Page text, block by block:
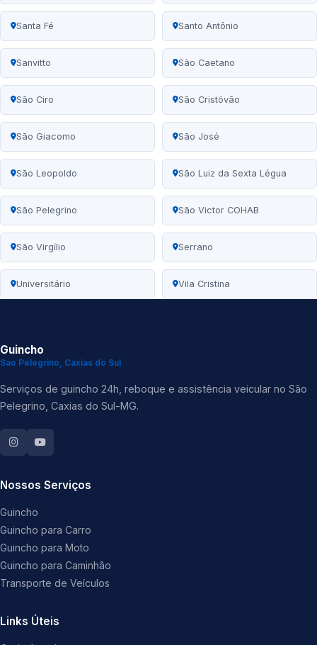
Santa Fé Santo Antônio
Sanvitto São Caetano
São Ciro São Cristóvão
São Giacomo São José
São Leopoldo São Luiz da Sexta Légua
São Pelegrino São Victor COHAB
São Virgílio Serrano
Universitário Vila Cristina
Guincho
Sao Pelegrino, Caxias do Sul
Serviços de guincho 24h, reboque e assistência veicular no São
Pelegrino, Caxias do Sul-MG.
Nossos Serviços
Guincho
Guincho para Carro
Guincho para Moto
Guincho para Caminhão
Transporte de Veículos
Links Úteis